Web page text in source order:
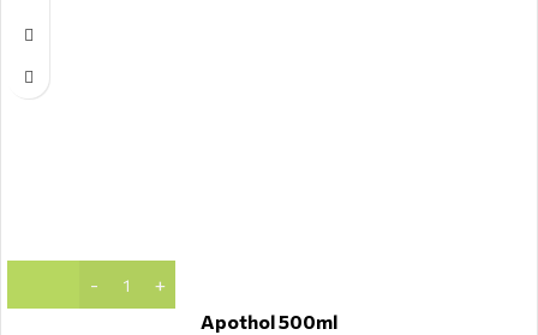
Apothol 500ml